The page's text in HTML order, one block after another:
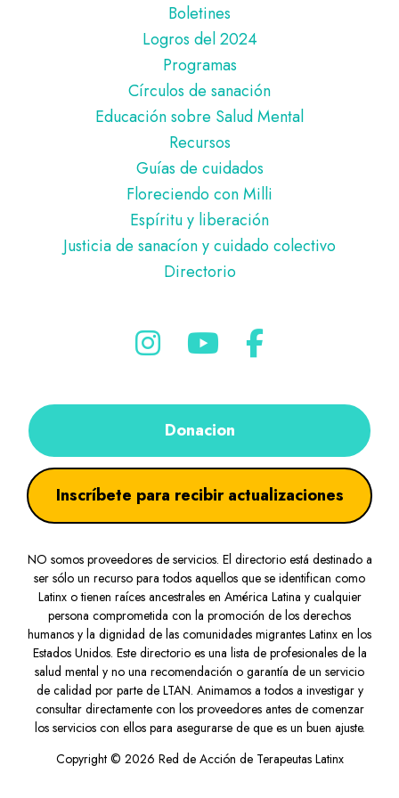
Boletines
Logros del 2024
Programas
Círculos de sanación
Educación sobre Salud Mental
Recursos
Guías de cuidados
Floreciendo con Milli
Espíritu y liberación
Justicia de sanacíon y cuidado colectivo
Directorio
Donacion
Inscríbete para recibir actualizaciones
NO somos proveedores de servicios. El directorio está destinado a
ser sólo un recurso para todos aquellos que se identifican como
Latinx o tienen raíces ancestrales en América Latina y cualquier
persona comprometida con la promoción de los derechos
humanos y la dignidad de las comunidades migrantes Latinx en los
Estados Unidos. Este directorio es una lista de profesionales de la
salud mental y no una recomendación o garantía de un servicio
de calidad por parte de LTAN. Animamos a todos a investigar y
consultar directamente con los proveedores antes de comenzar
los servicios con ellos para asegurarse de que es un buen ajuste.
Copyright © 2026 Red de Acción de Terapeutas Latinx